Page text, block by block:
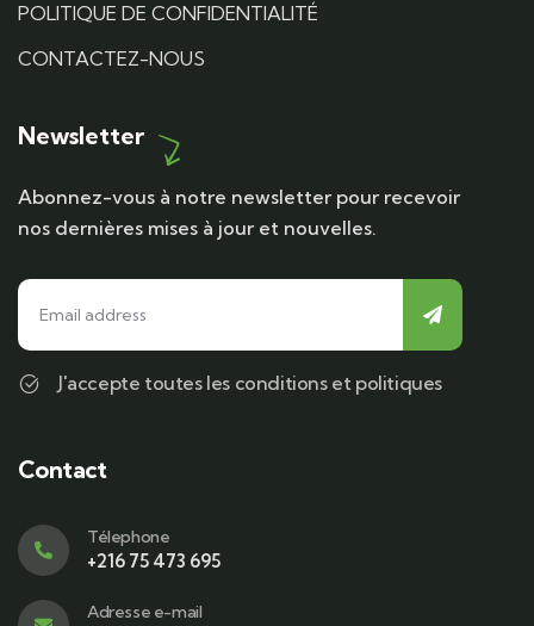
POLITIQUE DE CONFIDENTIALITÉ
CONTACTEZ-NOUS
Newsletter
Abonnez-vous à notre newsletter pour recevoir
nos dernières mises à jour et nouvelles.
J'accepte toutes les conditions et politiques
Contact
Télephone
+216 75 473 695
Adresse e-mail